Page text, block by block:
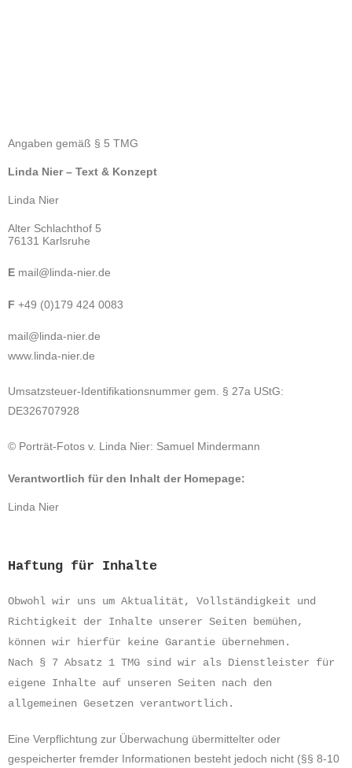
Angaben gemäß § 5 TMG
Linda Nier – Text & Konzept
Linda Nier
Alter Schlachthof 5
76131 Karlsruhe
E mail@linda-nier.de
F +49 (0)179 424 0083
mail@linda-nier.de
www.linda-nier.de
Umsatzsteuer-Identifikationsnummer gem. § 27a UStG:
DE326707928
© Porträt-Fotos v. Linda Nier: Samuel Mindermann
Verantwortlich für den Inhalt der Homepage:
Linda Nier
Haftung für Inhalte
Obwohl wir uns um Aktualität, Vollständigkeit und
Richtigkeit der Inhalte unserer Seiten bemühen,
können wir hierfür keine Garantie übernehmen.
Nach § 7 Absatz 1 TMG sind wir als Dienstleister für
eigene Inhalte auf unseren Seiten nach den
allgemeinen Gesetzen verantwortlich.
Eine Verpflichtung zur Überwachung übermittelter oder
gespeicherter fremder Informationen besteht jedoch nicht (§§ 8-10